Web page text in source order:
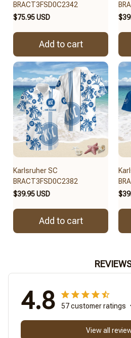
BRACT3FSD0C2342
$75.95 USD
Add to cart
Karlsruher SC
BRACT3FSD0C2382
$39.95 USD
Add to cart
4.8 57 customer ratings
View all